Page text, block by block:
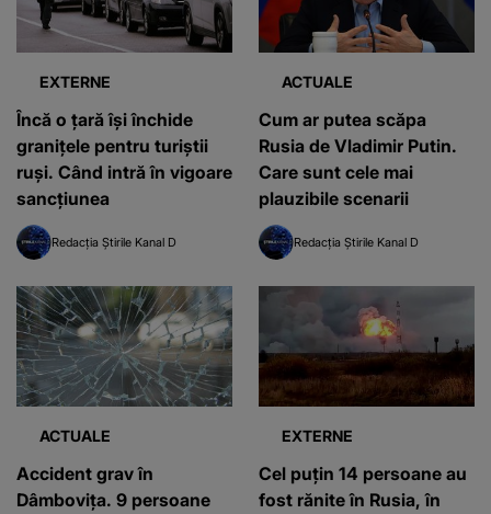
EXTERNE
Încă o țară își închide
granițele pentru turiștii
ruși. Când intră în vigoare
sancțiunea
Redacția Știrile Kanal D
ACTUALE
Cum ar putea scăpa
Rusia de Vladimir Putin.
Care sunt cele mai
plauzibile scenarii
Redacția Știrile Kanal D
ACTUALE
Accident grav în
Dâmbovița. 9 persoane
EXTERNE
Cel puțin 14 persoane au
fost rănite în Rusia, în